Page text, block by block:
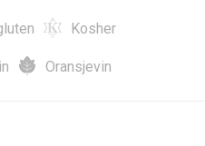
Kosher
Oransjevin